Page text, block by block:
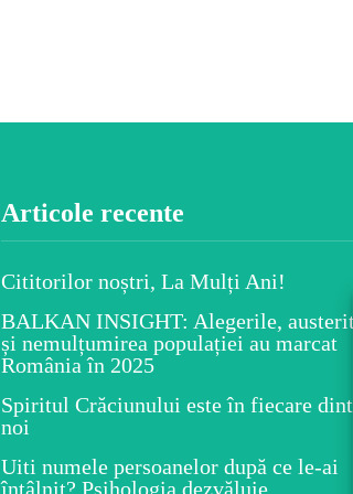
Articole recente
Cititorilor noștri, La Mulți Ani!
BALKAN INSIGHT: Alegerile,
și nemulțumirea populației au marcat
România în 2025
Spiritul Crăciunului este în fiecare
noi
Uiti numele persoanelor după ce le-ai
întâlnit? Psihologia dezvăluie